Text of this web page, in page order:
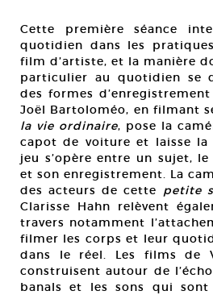
Cette première séance
quotidien dans les
film d’artiste, et la manière
particulier au quotidien se
des formes
Joël Bartoloméo, en filmant
la vie ordinaire, pose la
capot de voiture et laisse la
jeu s’opère entre un sujet,
et son enregistrement. La
des acteurs de cette petite
Clarisse Hahn relèvent
travers notamment
filmer les corps et leur
dans le réel. Les films de
construisent autour de
banals et les sons qui sont